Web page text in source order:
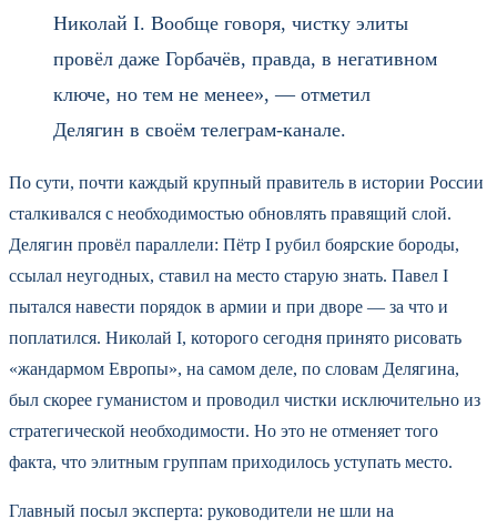
Николай I. Вообще говоря, чистку элиты
провёл даже Горбачёв, правда, в негативном
ключе, но тем не менее», — отметил
Делягин в своём телеграм-канале.
По сути, почти каждый крупный правитель в истории России
сталкивался с необходимостью обновлять правящий слой.
Делягин провёл параллели: Пётр I рубил боярские бороды,
ссылал неугодных, ставил на место старую знать. Павел I
пытался навести порядок в армии и при дворе — за что и
поплатился. Николай I, которого сегодня принято рисовать
«жандармом Европы», на самом деле, по словам Делягина,
был скорее гуманистом и проводил чистки исключительно из
стратегической необходимости. Но это не отменяет того
факта, что элитным группам приходилось уступать место.
Главный посыл эксперта: руководители не шли на